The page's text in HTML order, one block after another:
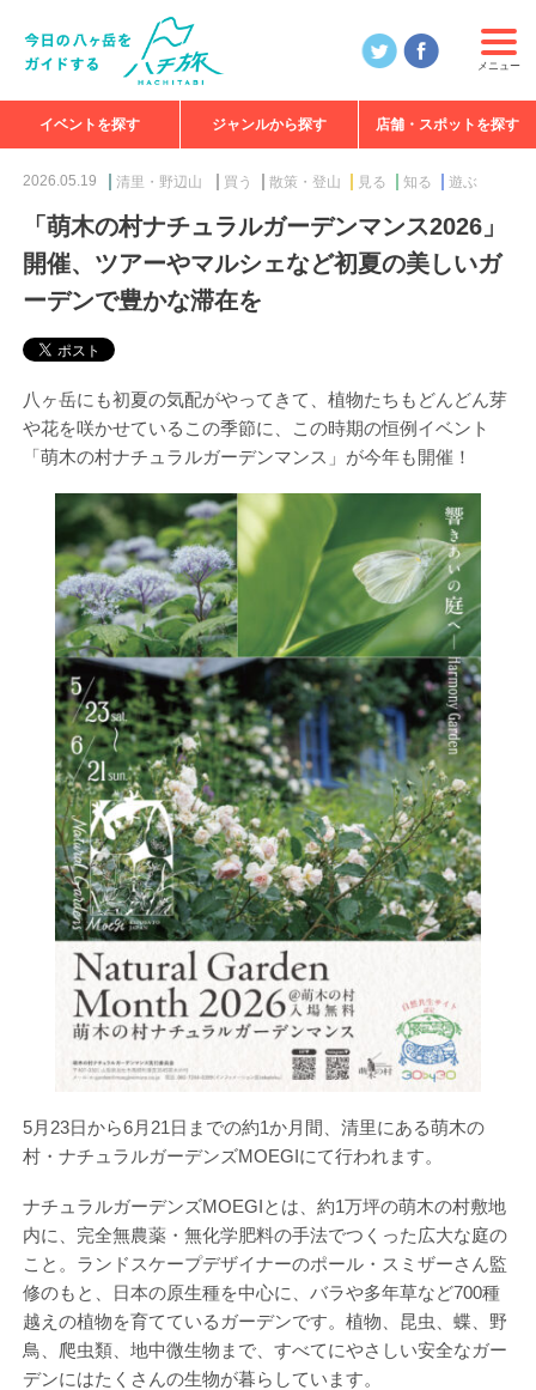
メニュー
イベントを探す ジャンルから探す 店舗・スポットを探す
2026.05.19 清里・野辺山 買う 散策・登山 見る 知る 遊ぶ
「萌木の村ナチュラルガーデンマンス2026」
開催、ツアーやマルシェなど初夏の美しいガ
ーデンで豊かな滞在を
八ヶ岳にも初夏の気配がやってきて、植物たちもどんどん芽
や花を咲かせているこの季節に、この時期の恒例イベント
「萌木の村ナチュラルガーデンマンス」が今年も開催！
5月23日から6月21日までの約1か月間、清里にある萌木の
村・ナチュラルガーデンズMOEGIにて行われます。
ナチュラルガーデンズMOEGIとは、約1万坪の萌木の村敷地
内に、完全無農薬・無化学肥料の手法でつくった広大な庭の
こと。ランドスケープデザイナーのポール・スミザーさん監
修のもと、日本の原生種を中心に、バラや多年草など700種
越えの植物を育てているガーデンです。植物、昆虫、蝶、野
鳥、爬虫類、地中微生物まで、すべてにやさしい安全なガー
デンにはたくさんの生物が暮らしています。